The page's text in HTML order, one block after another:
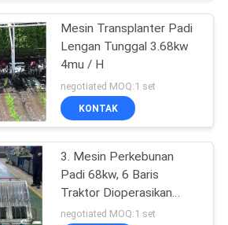
Tepi
20
Mesin Transplanter Padi
Lengan Tunggal 3.68kw
4mu / H
negotiated MOQ:1 set
KONTAK
3. Mesin Perkebunan
Padi 68kw, 6 Baris
Traktor Dioperasikan
Padi Transplanter
negotiated MOQ:1 set